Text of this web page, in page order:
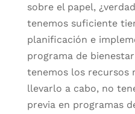
sobre el papel,
tenemos suficiente
planificación e
programa de
tenemos los recursos
llevarlo a cabo, no
previa en programas